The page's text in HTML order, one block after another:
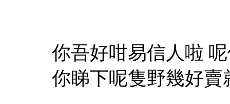
你吾好咁易信人啦
你睇下呢隻野幾好賣